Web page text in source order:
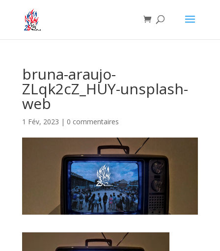
bruna-araujo-
ZLqk2cZ_HUY-unsplash-
web
1 Fév, 2023 | 0 commentaires